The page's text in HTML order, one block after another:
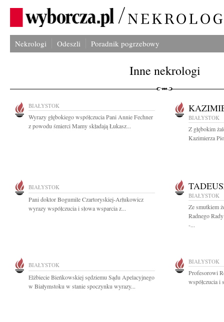
Nekrologi Odeszli Poradnik pogrzebowy
Inne nekrologi
BIAŁYSTOK
Wyrazy głębokiego współczucia Pani Annie Fechner
z powodu śmierci Mamy składają Łukasz...
BIAŁYSTOK
Z głębokim
Kazimierza
BIAŁYSTOK
Pani doktor Bogumile Czartoryskiej-Arłukowicz
wyrazy współczucia i słowa wsparcia z...
BIAŁYSTOK
Ze smutkiem
Radnego
-...
BIAŁYSTOK
Elżbiecie Bieńkowskiej sędziemu Sądu Apelacyjnego
w Białymstoku w stanie spoczynku wyrazy...
BIAŁYSTOK
Profesorowi
współczucia i